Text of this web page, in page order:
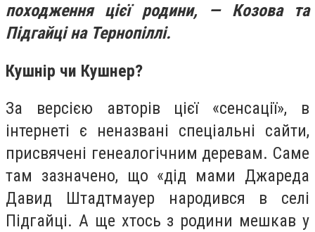
походження цієї родини, — Козова та
Підгайці на Тернопіллі.
Кушнір чи Кушнер?
За версією авторів цієї «сенсації», в
інтернеті є неназвані спеціальні сайти,
присвячені генеалогічним деревам. Саме
там зазначено, що «дід мами Джареда
Давид Штадтмауер народився в селі
Підгайці. А ще хтось з родини мешкав у